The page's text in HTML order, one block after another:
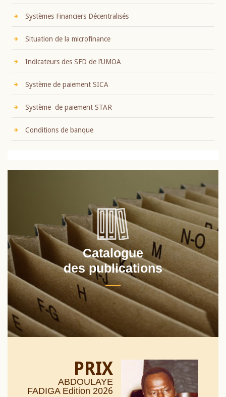
Systèmes Financiers Décentralisés
Situation de la microfinance
Indicateurs des SFD de l’UMOA
Système de paiement SICA
Système de paiement STAR
Conditions de banque
Catalogue
des publications
PRIX
ABDOULAYE
FADIGA Edition 2026